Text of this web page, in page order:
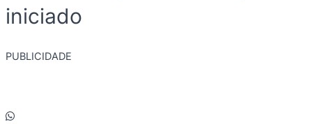
iniciado
PUBLICIDADE